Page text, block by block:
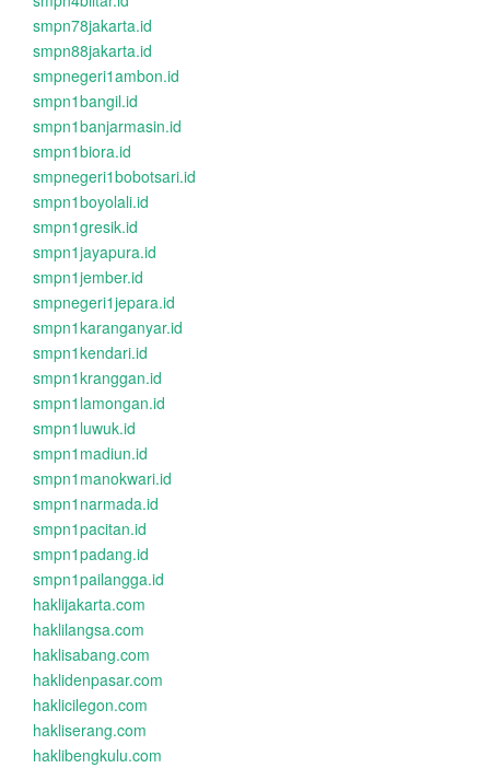
smpn78jakarta.id
smpn88jakarta.id
smpnegeri1ambon.id
smpn1bangil.id
smpn1banjarmasin.id
smpn1biora.id
smpnegeri1bobotsari.id
smpn1boyolali.id
smpn1gresik.id
smpn1jayapura.id
smpn1jember.id
smpnegeri1jepara.id
smpn1karanganyar.id
smpn1kendari.id
smpn1kranggan.id
smpn1lamongan.id
smpn1luwuk.id
smpn1madiun.id
smpn1manokwari.id
smpn1narmada.id
smpn1pacitan.id
smpn1padang.id
smpn1pailangga.id
haklijakarta.com
haklilangsa.com
haklisabang.com
haklidenpasar.com
haklicilegon.com
hakliserang.com
haklibengkulu.com